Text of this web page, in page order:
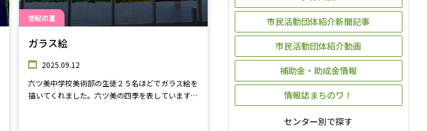
悠紀の里
ガラス絵
2025.09.12
六ツ美中学校美術部の生徒２５名ほどでガラス絵を
描いてくれました。六ツ美の四季を表しています。
市民活動団体紹介新聞記事
市民活動団体紹介動画
補助金・助成金情報
情報誌まちのワ！
センター別で探す